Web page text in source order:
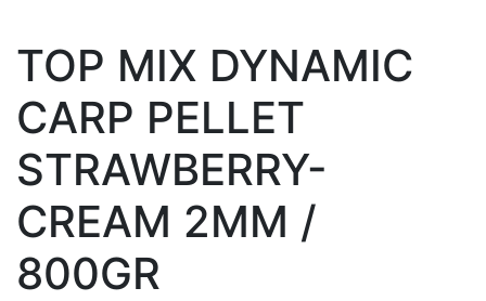
TOP MIX DYNAMIC
CARP PELLET
STRAWBERRY-
CREAM 2MM /
800GR